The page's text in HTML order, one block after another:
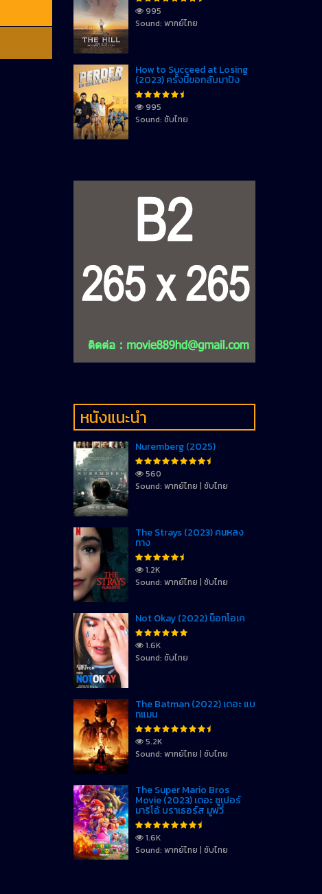
995
Sound: พากย์ไทย
How to Succeed at Losing
(2023) ครั้งนี้ขอกลับมาปัง
995
Sound: ซับไทย
หนังแนะนำ
Nuremberg (2025)
560
Sound: พากย์ไทย | ซับไทย
The Strays (2023) คนหลง
ทาง
1.2K
Sound: พากย์ไทย | ซับไทย
Not Okay (2022) น็อทโอเค
1.6K
Sound: ซับไทย
The Batman (2022) เดอะ แบ
ทแมน
5.2K
Sound: พากย์ไทย | ซับไทย
The Super Mario Bros
Movie (2023) เดอะ ซูเปอร์
มาริโอ้ บราเธอร์ส มูฟวี่
1.6K
Sound: พากย์ไทย | ซับไทย